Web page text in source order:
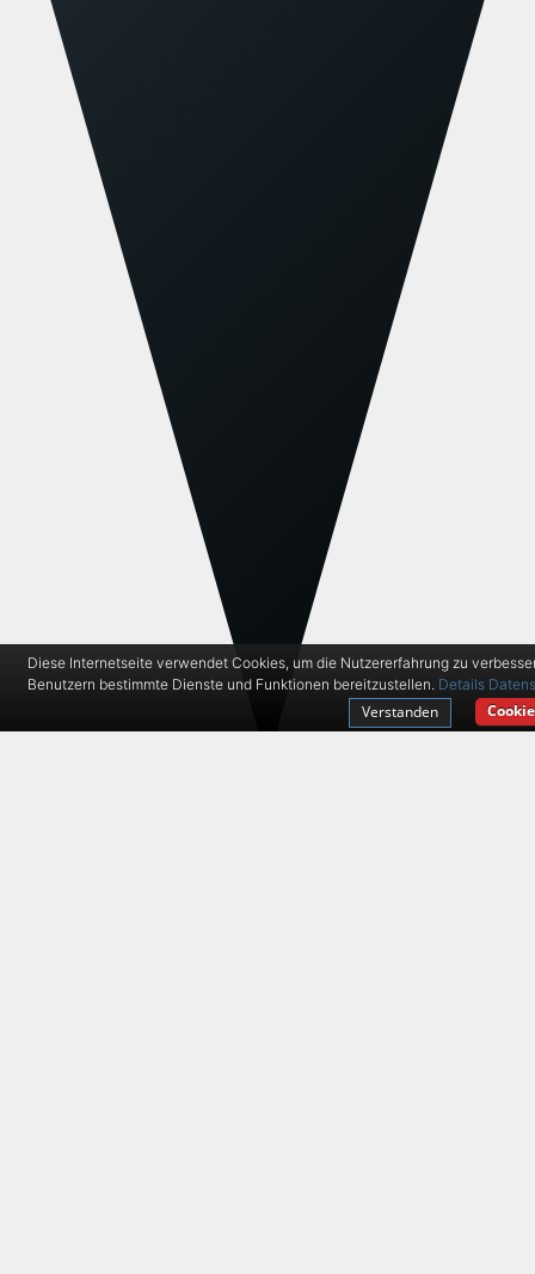
Diese Internetseite verwendet Cookies, um die Nutzererfahrung zu
Benutzern bestimmte Dienste und Funktionen bereitzustellen. Details
Verstanden